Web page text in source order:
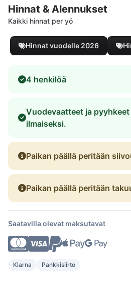
Hinnat & Alennukset
Kaikki hinnat per yö
Hinnat vuodelle 2026
4 henkilöä
Vuodevaatteet ja
ilmaiseksi.
Paikan päällä peritään
Paikan päällä peritään
Saatavilla olevat maksutavat
Klarna Pankkisiirto